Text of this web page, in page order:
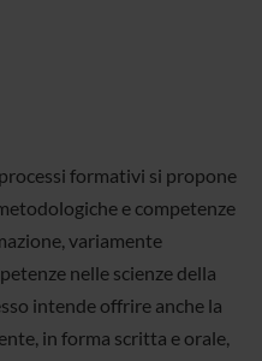
formativi si propone
e competenze
variamente
nelle scienze della
intende offrire anche la
in forma scritta e orale,